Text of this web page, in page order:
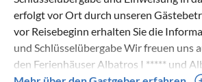
erfolgt vor Ort durch unseren
vor Reisebeginn erhalten Sie die
und Schlüsselübergabe Wir freuen uns
den Ferienhäuser Albatros I ***** und